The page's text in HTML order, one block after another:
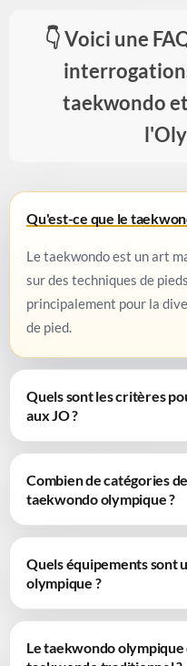
Voici une
taekwondo
Qu'est-ce que le
Le taekwondo est un art
sur des techniques de
principalement pour la
de pied.
Quels sont les critères
aux JO ?
Combien de catégories
taekwondo olympique ?
Quels équipements sont
olympique ?
Le taekwondo